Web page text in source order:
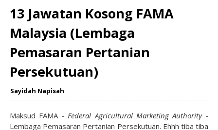
13 Jawatan Kosong FAMA
Malaysia (Lembaga
Pemasaran Pertanian
Persekutuan)
Sayidah Napisah
Maksud FAMA -Federal Agricultural Marketing Authority -
Lembaga Pemasaran Pertanian Persekutuan. Ehhh tiba tiba